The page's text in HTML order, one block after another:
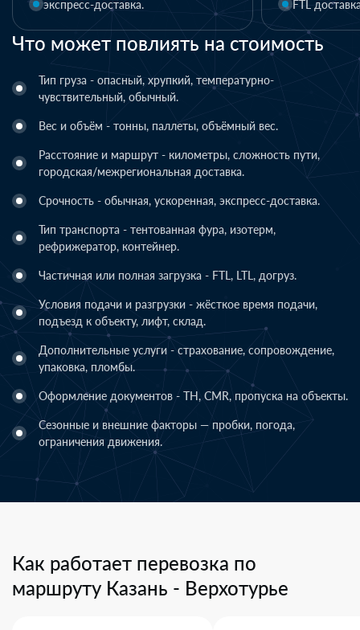
Что может повлиять на стоимость
Тип груза - опасный, хрупкий, температурно-
чувствительный, обычный.
Вес и объём - тонны, паллеты, объёмный вес.
Расстояние и маршрут - километры, сложность пути,
городская/межрегиональная доставка.
Срочность - обычная, ускоренная, экспресс-доставка.
Тип транспорта - тентованная фура, изотерм,
рефрижератор, контейнер.
Частичная или полная загрузка - FTL, LTL, догруз.
Условия подачи и разгрузки - жёсткое время подачи,
подъезд к объекту, лифт, склад.
Дополнительные услуги - страхование, сопровождение,
упаковка, пломбы.
Оформление документов - ТН, CMR, пропуска на объекты.
Сезонные и внешние факторы — пробки, погода,
ограничения движения.
FTL доставка
Как работает перевозка по
маршруту Казань - Верхотурье